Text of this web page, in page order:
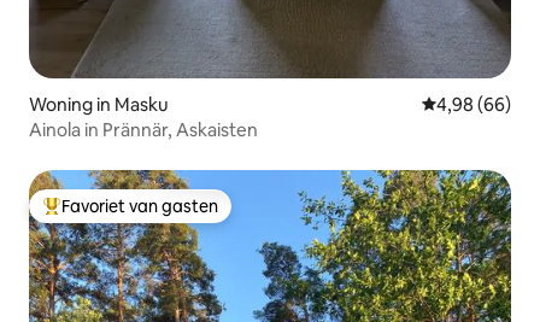
Woning in Masku Gemiddelde
4,98 (66)
Ainola in Prännär, Askaisten
Topfavoriet van gasten
Favoriet van gasten